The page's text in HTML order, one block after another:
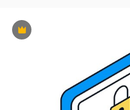
Premium